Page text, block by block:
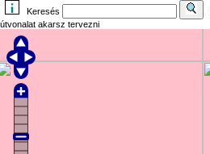
Keresés
útvonalat akarsz tervezni